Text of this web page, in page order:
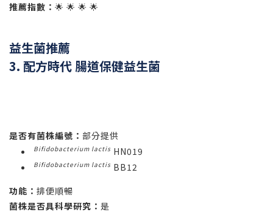
推薦指數： 🌟 🌟 🌟 🌟
益生菌推薦
3. 配方時代 腸道保健益生菌
是否有菌株編號： 部分提供
Bifidobacterium lactis HN019
Bifidobacterium lactis BB12
功能： 排便順暢
菌株是否具科學研究： 是